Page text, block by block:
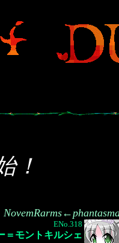
！
ENo.318
＝モントキルシェ